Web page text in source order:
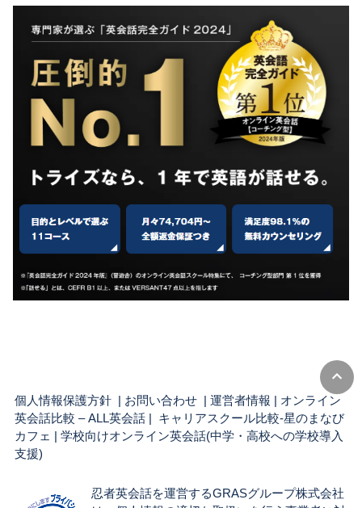
個人情報保護方針| お問い合わせ| 運営者情報 | オンライン
英会話比較 – ALL英会話| キャリアスクール比較-星のまなび
カフェ | 学校向けオンライン英会話(中学・高校への学校導入
支援)
忍者英会話を運営するGRASグループ株式会社